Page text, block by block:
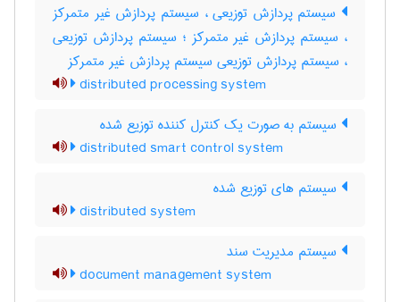
سیستم پردازش توزیعی ، سیستم پردازش غیر متمرکز
، سیستم پردازش غیر متمرکز ؛ سیستم پردازش توزیعی
، سیستم پردازش توزیعی سیستم پردازش غیر متمرکز
distributed processing system
سیستم به صورت یک کنترل کننده توزیع شده
distributed smart control system
سیستم های توزیع شده
distributed system
سیستم مدیریت سند
document management system